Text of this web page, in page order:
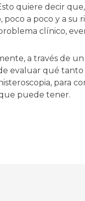
quiere decir
a poco y a su
clínico,
a través de
evaluar qué
para
puede tener.